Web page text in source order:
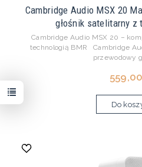
Cambridge Audio MSX 20
głośnik satelitarny z
Cambridge Audio MSX 20 –
technologią BMR Cambridge
przewodowy
Do